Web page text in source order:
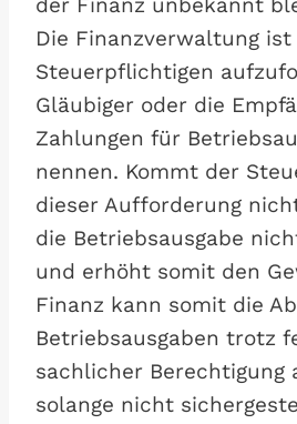
Die Finanzverwaltung
Steuerpflichtigen
Gläubiger oder die
Zahlungen für
nennen. Kommt der
dieser Aufforderung
die Betriebsausgabe
und erhöht somit den
Finanz kann somit die
Betriebsausgaben trotz
sachlicher Berechtigung
solange nicht